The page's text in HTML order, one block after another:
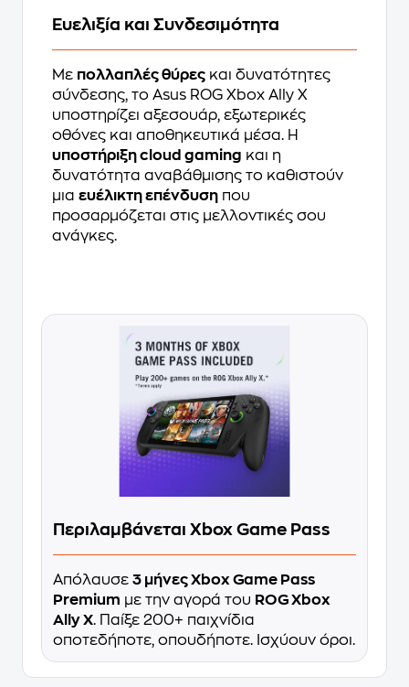
Ευελιξία και Συνδεσιμότητα
Με πολλαπλές θύρες και δυνατότητες
σύνδεσης, το Asus ROG Xbox Ally X
υποστηρίζει αξεσουάρ, εξωτερικές
οθόνες και αποθηκευτικά μέσα. Η
υποστήριξη cloud gaming και η
δυνατότητα αναβάθμισης το καθιστούν
μια ευέλικτη επένδυση που
προσαρμόζεται στις μελλοντικές σου
ανάγκες.
Περιλαμβάνεται Xbox Game Pass
Απόλαυσε 3 μήνες Xbox Game Pass
Premium με την αγορά του ROG Xbox
Ally X. Παίξε 200+ παιχνίδια
οποτεδήποτε, οπουδήποτε. Ισχύουν όροι.